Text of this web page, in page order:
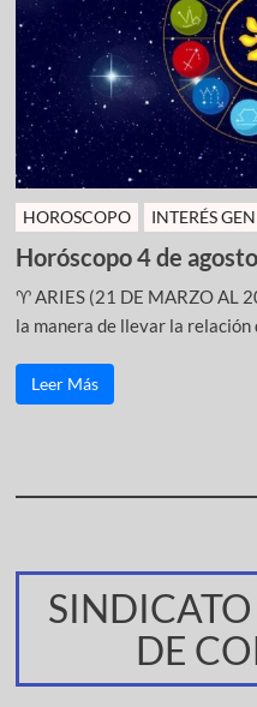
HOROSCOPO INTERÉS
Horóscopo 4 de agosto
♈ ARIES (21 DE MARZO AL
la manera de llevar la relación
Leer Más
DE